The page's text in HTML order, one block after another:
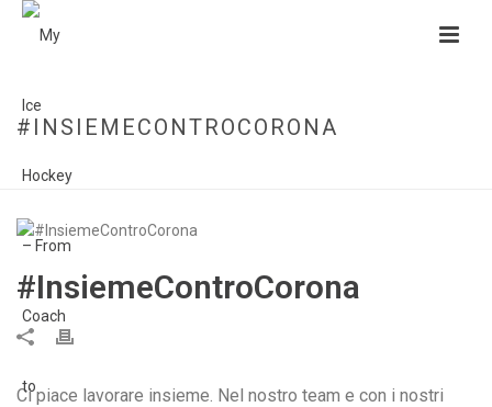
#INSIEMECONTROCORONA
#InsiemeControCorona
Ci piace lavorare insieme. Nel nostro team e con i nostri